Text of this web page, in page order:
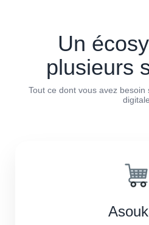
Un
plusieurs
Tout ce dont vous avez
digitale